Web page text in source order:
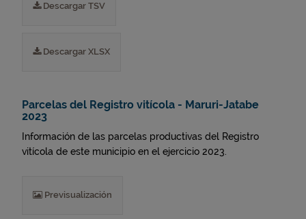
Descargar TSV
Descargar XLSX
Parcelas del Registro vitícola - Maruri-Jatabe
2023
Información de las parcelas productivas del Registro
vitícola de este municipio en el ejercicio 2023.
Previsualización